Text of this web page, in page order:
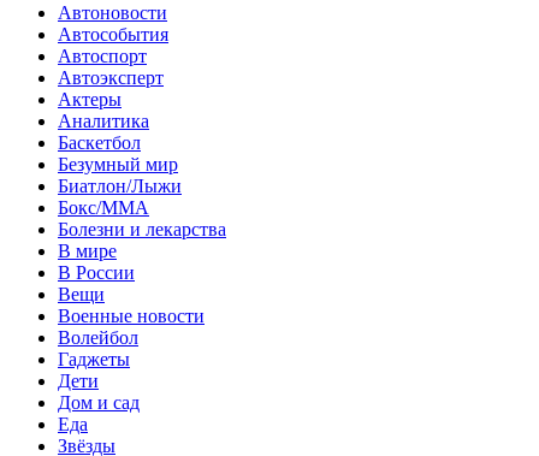
Автоновости
Автособытия
Автоспорт
Автоэксперт
Актеры
Аналитика
Баскетбол
Безумный мир
Биатлон/Лыжи
Бокс/MMA
Болезни и лекарства
В мире
В России
Вещи
Военные новости
Волейбол
Гаджеты
Дети
Дом и сад
Еда
Звёзды